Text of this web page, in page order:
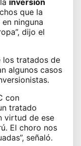
que la
ninguna
dijo el
los tratados de
algunos casos
con
tratado
virtud de ese
El choro nos
señaló.